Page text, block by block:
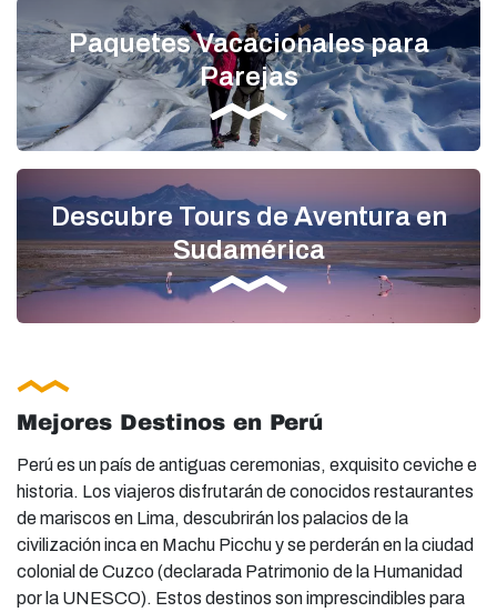
Paquetes Vacacionales para
Parejas
Descubre Tours de Aventura en
Sudamérica
Mejores Destinos en Perú
Perú es un país de antiguas ceremonias, exquisito ceviche e
historia. Los viajeros disfrutarán de conocidos restaurantes
de mariscos en Lima, descubrirán los palacios de la
civilización inca en Machu Picchu y se perderán en la ciudad
colonial de Cuzco (declarada Patrimonio de la Humanidad
por la UNESCO). Estos destinos son imprescindibles para